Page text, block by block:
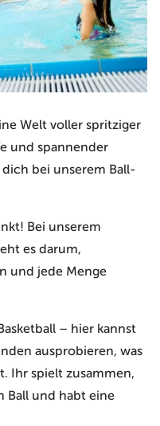
Welt voller spritziger
und spannender
bei unserem Ball-
Bei unserem
es darum,
und jede Menge
– hier kannst
ausprobieren, was
Ihr spielt zusammen,
Ball und habt eine